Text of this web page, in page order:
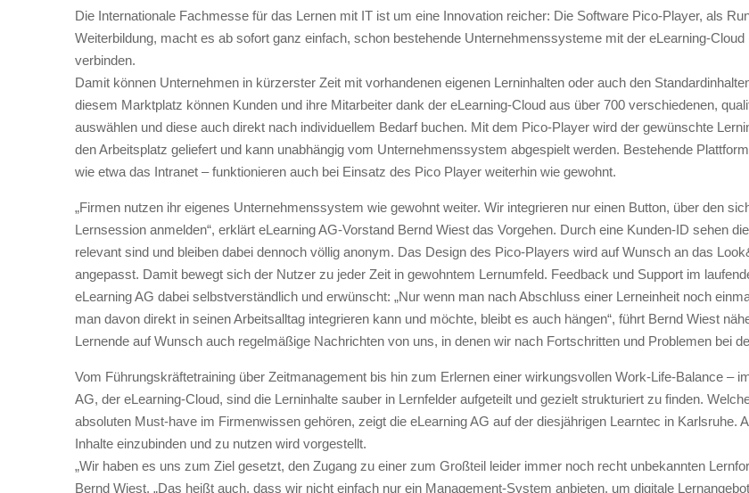
Die Internationale Fachmesse für das Lernen mit IT ist um eine Innovation reicher: Die Software Pico-Player, als
Weiterbildung, macht es ab sofort ganz einfach, schon bestehende Unternehmenssysteme mit der eLearning-
verbinden.
Damit können Unternehmen in kürzerster Zeit mit vorhandenen eigenen Lerninhalten oder auch den
diesem Marktplatz können Kunden und ihre Mitarbeiter dank der eLearning-Cloud aus über 700 verschiedenen,
auswählen und diese auch direkt nach individuellem Bedarf buchen. Mit dem Pico-Player wird der gewünschte
den Arbeitsplatz geliefert und kann unabhängig vom Unternehmenssystem abgespielt werden. Bestehende
wie etwa das Intranet – funktionieren auch bei Einsatz des Pico Player weiterhin wie gewohnt.
„Firmen nutzen ihr eigenes Unternehmenssystem wie gewohnt weiter. Wir integrieren nur einen Button, über den
Lernsession anmelden“, erklärt eLearning AG-Vorstand Bernd Wiest das Vorgehen. Durch eine Kunden-ID sehen
relevant sind und bleiben dabei dennoch völlig anonym. Das Design des Pico-Players wird auf Wunsch an das
angepasst. Damit bewegt sich der Nutzer zu jeder Zeit in gewohntem Lernumfeld. Feedback und Support im
eLearning AG dabei selbstverständlich und erwünscht: „Nur wenn man nach Abschluss einer Lerneinheit noch
man davon direkt in seinen Arbeitsalltag integrieren kann und möchte, bleibt es auch hängen“, führt Bernd Wiest
Lernende auf Wunsch auch regelmäßige Nachrichten von uns, in denen wir nach Fortschritten und Problemen bei
Vom Führungskräftetraining über Zeitmanagement bis hin zum Erlernen einer wirkungsvollen Work-Life-Balance –
AG, der eLearning-Cloud, sind die Lerninhalte sauber in Lernfelder aufgeteilt und gezielt strukturiert zu finden.
absoluten Must-have im Firmenwissen gehören, zeigt die eLearning AG auf der diesjährigen Learntec in Karlsruhe.
Inhalte einzubinden und zu nutzen wird vorgestellt.
„Wir haben es uns zum Ziel gesetzt, den Zugang zu einer zum Großteil leider immer noch recht unbekannten
Bernd Wiest. „Das heißt auch, dass wir nicht einfach nur ein Management-System anbieten, um digitale